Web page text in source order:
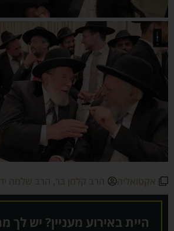
אקטואליה הרב קלמן בר
היית באירוע מעניין? יש לך